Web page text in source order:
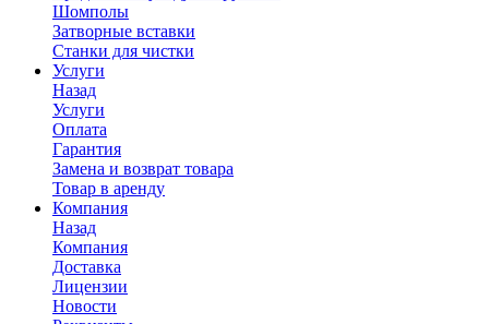
Шомполы
Затворные вставки
Станки для чистки
Услуги
Назад
Услуги
Оплата
Гарантия
Замена и возврат товара
Товар в аренду
Компания
Назад
Компания
Доставка
Лицензии
Новости